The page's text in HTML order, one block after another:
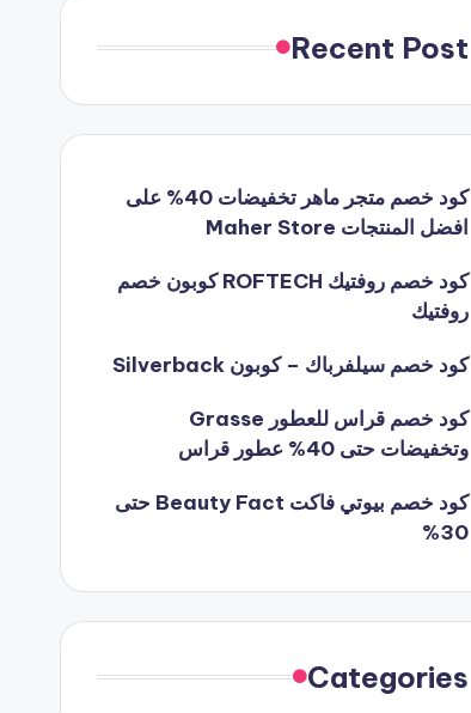
Recent Post
كود خصم متجر ماهر تخفيضات 40% على
افضل المنتجات Maher Store
كود خصم روفتيك ROFTECH كوبون خصم
روفتيك
كود خصم سيلفرباك – كوبون Silverback
كود خصم قراس للعطور Grasse
وتخفيضات حتى 40% عطور قراس
كود خصم بيوتي فاكت Beauty Fact حتى
30%
Categories